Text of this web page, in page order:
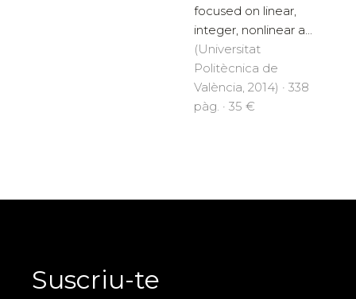
focused on linear,
integer, nonlinear a...
(Universitat
Politècnica de
València, 2014) · 338
pàg. · 35 €
Suscriu-te